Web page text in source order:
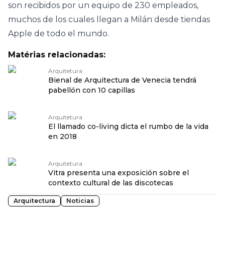
son recibidos por un equipo de 230 empleados,
muchos de los cuales llegan a Milán desde tiendas
Apple de todo el mundo.
Matérias relacionadas:
Arquitetura
Bienal de Arquitectura de Venecia tendrá
pabellón con 10 capillas
Arquitetura
El llamado co-living dicta el rumbo de la vida
en 2018
Arquitetura
Vitra presenta una exposición sobre el
contexto cultural de las discotecas
Arquitectura Noticias